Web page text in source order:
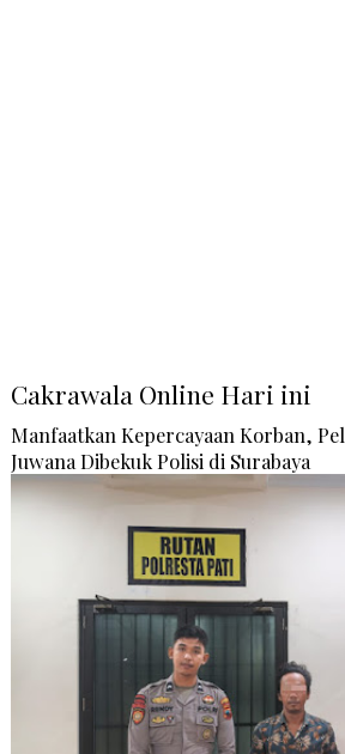
Cakrawala Online Hari ini
Manfaatkan Kepercayaan Korban,
Juwana Dibekuk Polisi di Surabaya